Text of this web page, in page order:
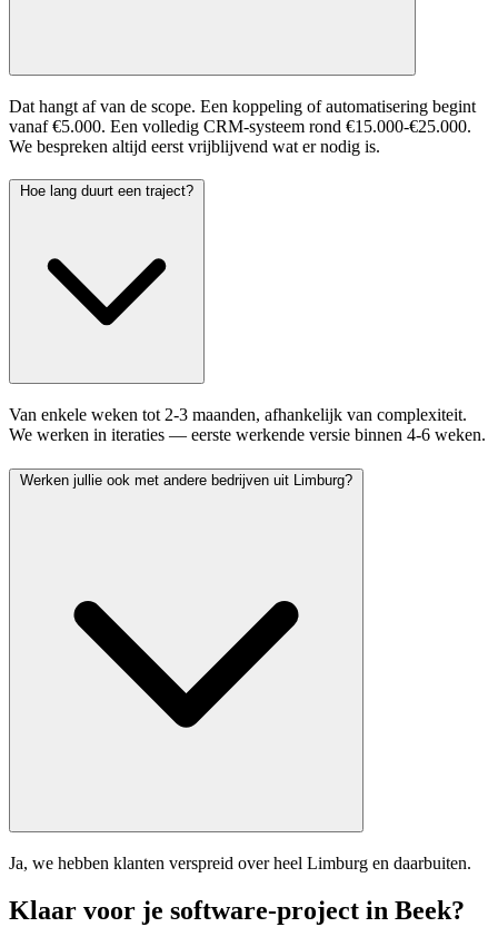
Dat hangt af van de scope. Een koppeling of automatisering begint
vanaf €5.000. Een volledig CRM-systeem rond €15.000-€25.000.
We bespreken altijd eerst vrijblijvend wat er nodig is.
Hoe lang duurt een traject?
Van enkele weken tot 2-3 maanden, afhankelijk van complexiteit.
We werken in iteraties — eerste werkende versie binnen 4-6 weken.
Werken jullie ook met andere bedrijven uit Limburg?
Ja, we hebben klanten verspreid over heel Limburg en daarbuiten.
Klaar voor je software-project in Beek?